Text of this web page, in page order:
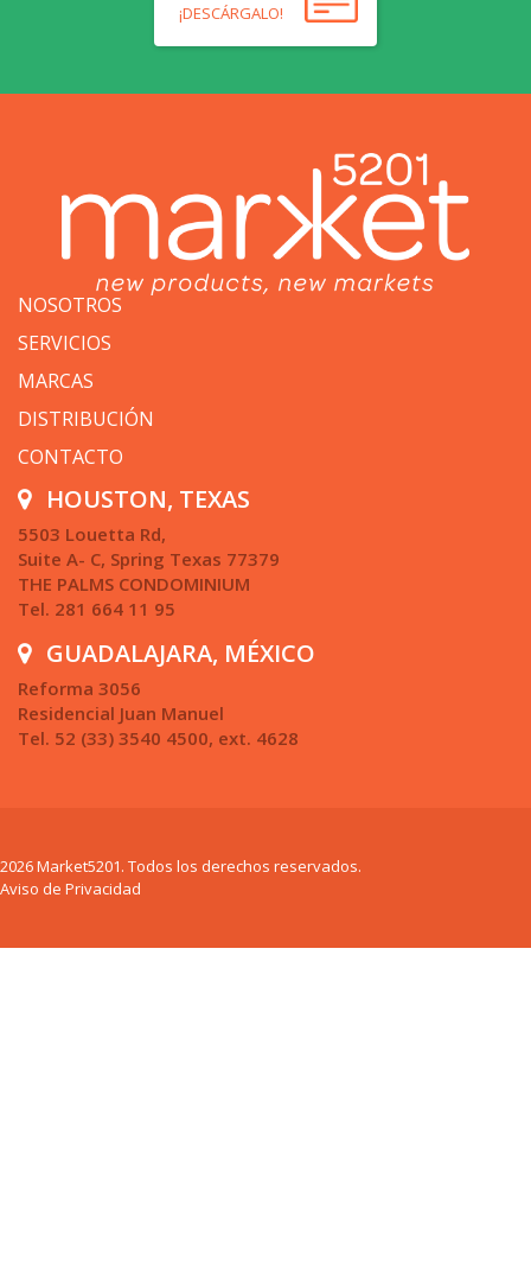
¡DESCÁRGALO!
NOSOTROS
SERVICIOS
MARCAS
DISTRIBUCIÓN
CONTACTO
HOUSTON, TEXAS
5503 Louetta Rd,
Suite A- C, Spring Texas 77379
THE PALMS CONDOMINIUM
Tel. 281 664 11 95
GUADALAJARA, MÉXICO
Reforma 3056
Residencial Juan Manuel
Tel. 52 (33) 3540 4500, ext. 4628
2026 Market5201. Todos los derechos reservados.
Aviso de Privacidad